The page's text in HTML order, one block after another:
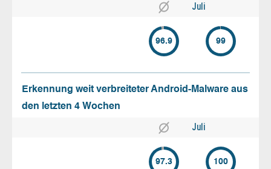
Juli
96.9 99
Erkennung weit verbreiteter Android-Malware aus
den letzten 4 Wochen
Juli
97.3 100